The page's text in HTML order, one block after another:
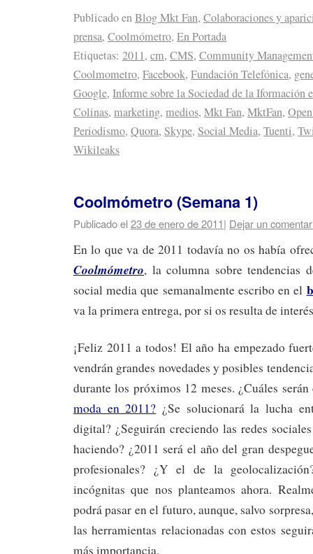
Publicado enBlog Mkt Fan, Colaboraciones y
prensa, Coolmómetro, En Portada
Etiquetas: 2011, cm, CMS, Community
Coolmometro, Facebook, Fundación Telefónica,
Google, Informe sobre la Sociedad de la Iformación
Colinas, marketing, medios, Mkt Fan, MktFan,
Periodismo, Quora, Skype, Social Media, Tuenti,
Wikileaks
Coolmómetro (Semana 1)
Publicado el23 de enero de 2011| Dejar un
En lo que va de 2011 todavía no os había
Coolmómetro, la columna sobre tendencias
social media que semanalmente escribo en el
va la primera entrega, por si os resulta de
¡Feliz 2011 a todos! El año ha empezado
vendrán grandes novedades y posibles
durante los próximos 12 meses. ¿Cuáles
moda en 2011? ¿Se solucionará la lucha
digital? ¿Seguirán creciendo las redes
haciendo? ¿2011 será el año del gran
profesionales? ¿Y el de la
incógnitas que nos planteamos ahora.
podrá pasar en el futuro, aunque, salvo
las herramientas relacionadas con estos
más importancia.